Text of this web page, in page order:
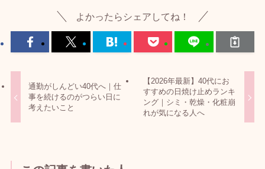
よかったらシェアしてね！
通勤がしんどい40代へ｜仕
事を続けるのがつらい日に
考えたいこと
【2026年最新】40代にお
すすめの日焼け止めランキ
ング｜シミ・乾燥・化粧崩
れが気になる人へ